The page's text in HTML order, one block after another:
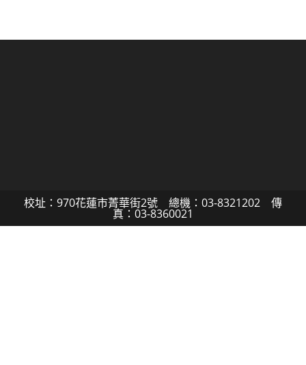
校址：970花蓮市菁華街2號 總機：03-8321202 傳
真：03-8360021